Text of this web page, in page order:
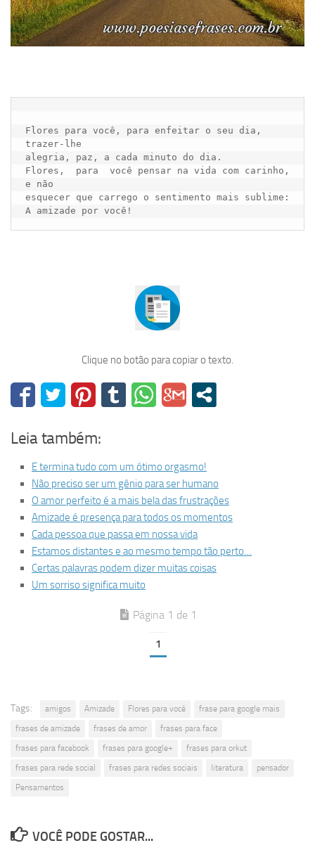
Flores para você, para enfeitar o seu dia,
trazer-lhe
alegria, paz, a cada minuto do dia.
Flores,  para  você pensar na vida com carinho,
e não
esquecer que carrego o sentimento mais sublime:
Clique no botão para copiar o texto.
Leia também:
E termina tudo com um ótimo orgasmo!
Não preciso ser um gênio para ser humano
O amor perfeito é a mais bela das frustrações
Amizade é presença para todos os momentos
Cada pessoa que passa em nossa vida
Estamos distantes e ao mesmo tempo tão perto…
Certas palavras podem dizer muitas coisas
Um sorriso significa muito
Página 1 de 1
1
Tags: amigos Amizade Flores para você
frase para google mais
frases de amizade
frases de amor
frases para face
frases para facebook
frases para google+
frases para orkut
frases para rede social
frases para redes sociais literatura
pensador
Pensamentos
VOCÊ PODE GOSTAR...